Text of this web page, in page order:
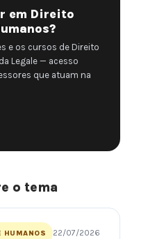
em Direito
e os cursos de Direito
Legale — acesso
que atuam na
o tema
HUMANOS 22/07/2026